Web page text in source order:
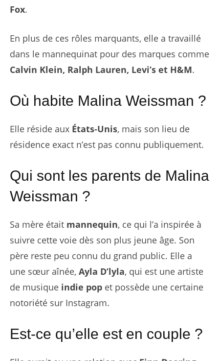
Fox.
En plus de ces rôles marquants, elle a travaillé
dans le mannequinat pour des marques comme
Calvin Klein, Ralph Lauren, Levi’s et H&M.
Où habite Malina Weissman ?
Elle réside aux États-Unis, mais son lieu de
résidence exact n’est pas connu publiquement.
Qui sont les parents de Malina
Weissman ?
Sa mère était mannequin, ce qui l’a inspirée à
suivre cette voie dès son plus jeune âge. Son
père reste peu connu du grand public. Elle a
une sœur aînée, Ayla D’lyla, qui est une artiste
de musique indie pop et possède une certaine
notoriété sur Instagram.
Est-ce qu’elle est en couple ?